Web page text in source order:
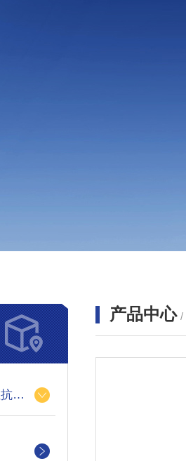
发电机转子交流阻抗测试仪
产品中心 /